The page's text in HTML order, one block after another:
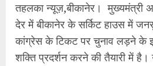
तहलका न्यूज़,बीकानेर। मुख्यमंत्री
देर में बीकानेर के सर्किट हाउस में
कांग्रेस के टिकट पर चुनाव लड़ने के
शक्ति प्रदर्शन करने की तैयारी में